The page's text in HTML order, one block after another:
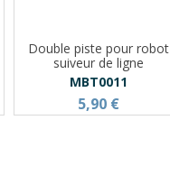
Double piste pour robot
suiveur de ligne
MBT0011
5,90 €